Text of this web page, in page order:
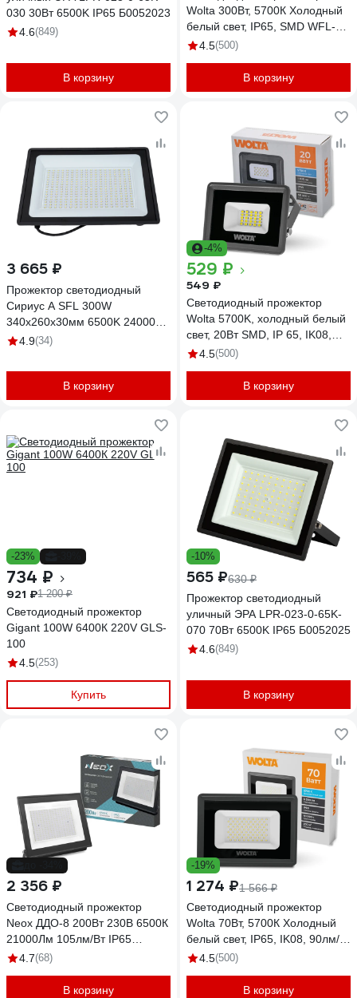
030 30Вт 6500K IP65 Б0052023
4.6(849)
В корзину
Wolta 300Вт, 5700К Холодный
белый свет, IP65, SMD WFL-
300W/06
4.5(500)
В корзину
3 665 ₽
Прожектор светодиодный
Сириус А SFL 300W
340x260x30мм 6500K 24000Лм
IP65 СириусА SFL-300W-B-
4.9(34)
В корзину
-4%
529 ₽
549 ₽
Светодиодный прожектор
Wolta 5700K, холодный белый
свет, 20Вт SMD, IP 65, IK08,
WFL-20W/06
4.5(500)
В корзину
-23%
734 ₽
921 ₽1 200 ₽
Светодиодный прожектор
Gigant 100W 6400К 220V GLS-
100
4.5(253)
Купить
-10%
565 ₽630 ₽
Прожектор светодиодный
уличный ЭРА LPR-023-0-65K-
070 70Вт 6500K IP65 Б0052025
4.6(849)
В корзину
2 356 ₽
Светодиодный прожектор
Neox ДДО-8 200Вт 230В 6500К
21000Лм 105лм/Вт IP65
4690612037110
4.7(68)
В корзину
-19%
1 274 ₽1 566 ₽
Светодиодный прожектор
Wolta 70Вт, 5700К Холодный
белый свет, IP65, IK08, 90лм/
Вт WFL-70W/06
4.5(500)
В корзину